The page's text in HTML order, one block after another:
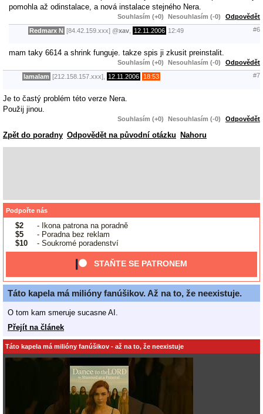
pomohla až odinstalace, a nová instalace stejného Nera.
Souhlasím (+0) Nesouhlasím (-0) Odpovědět
Redmarx N [84.42.159.xxx] @xav 12.11.2006 12:49 #6
mam taky 6614 a shrink funguje. takze spis ji zkusit preinstalit.
Souhlasím (+0) Nesouhlasím (-0) Odpovědět
lamalam [212.158.157.xxx], 12.11.2006 18:53 #7
Je to častý problém této verze Nera.
Použij jinou.
Souhlasím (+0) Nesouhlasím (-0) Odpovědět
Zpět do poradny Odpovědět na původní otázku Nahoru
Podpořte nás
$2
- Ikona patrona na poradně
$5
- Poradna bez reklam
$10
- Soukromé poradenství
STAŇTE SE PATRONEM
Táto kapela má milióny fanúšikov. Až na to, že neexistuje.
O tom kam smeruje sucasne AI.
Přejít na článek
Táto kapela má milióny fanúšikov - až na to, že neexistuje